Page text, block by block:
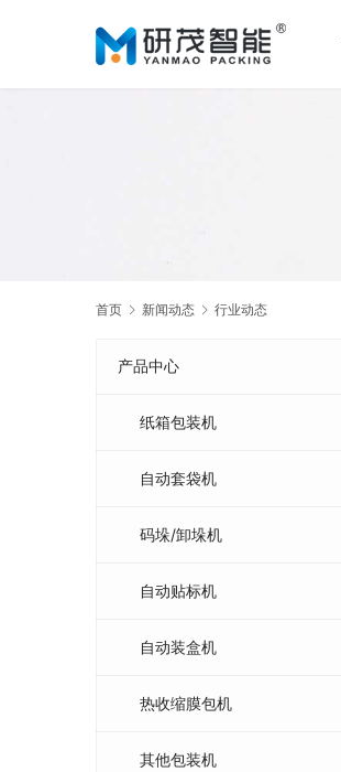
首页 新闻动态 行业动态
产品中心
纸箱包装机
自动套袋机
码垛/卸垛机
自动贴标机
自动装盒机
热收缩膜包机
其他包装机